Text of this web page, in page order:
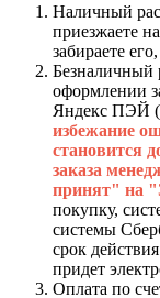
Наличный
приезжаете
забираете
Безналичный
оформлении
Яндекс ПЭЙ
избежание
становится
заказа
принят" на
покупку,
системы
срок
придет
Оплата по